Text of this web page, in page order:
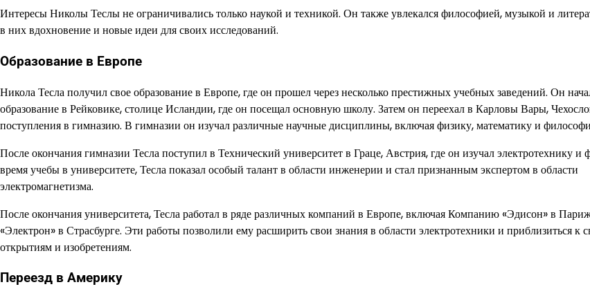
Интересы Николы Теслы не ограничивались только наукой и техникой. Он также увлекался философией, музыкой и
в них вдохновение и новые идеи для своих исследований.
Образование в Европе
Никола Тесла получил свое образование в Европе, где он прошел через несколько престижных учебных заведений. Он
образование в Рейковике, столице Исландии, где он посещал основную школу. Затем он переехал в Карловы Вары,
поступления в гимназию. В гимназии он изучал различные научные дисциплины, включая физику, математику и
После окончания гимназии Тесла поступил в Технический университет в Граце, Австрия, где он изучал электротехнику и
время учебы в университете, Тесла показал особый талант в области инженерии и стал признанным экспертом в области
электромагнетизма.
После окончания университета, Тесла работал в ряде различных компаний в Европе, включая Компанию «Эдисон» в
«Электрон» в Страсбурге. Эти работы позволили ему расширить свои знания в области электротехники и приблизиться к
открытиям и изобретениям.
Переезд в Америку